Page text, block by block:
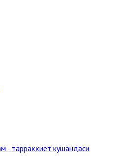
- тарраққиёт кушандаси